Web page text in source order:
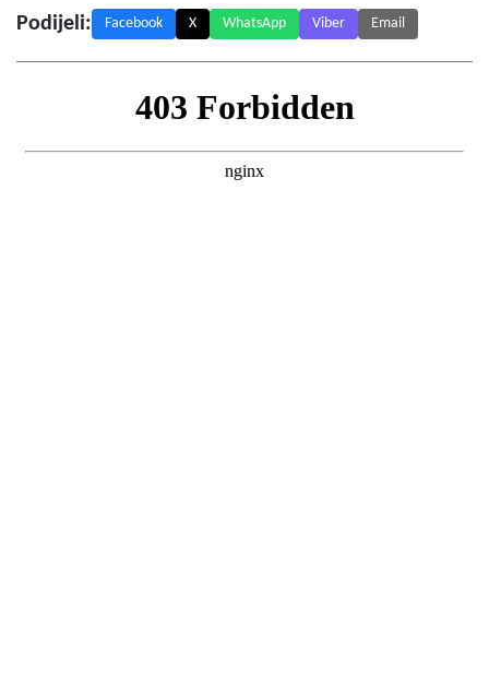
Podijeli: Facebook X WhatsApp Viber Email